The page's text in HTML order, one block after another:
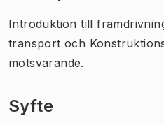
Introduktion till
transport och
motsvarande.
Syfte